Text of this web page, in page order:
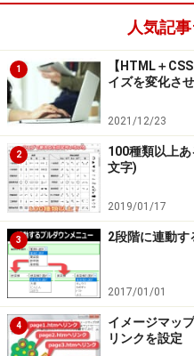
人気記
1
【HTML＋
イズを変化さ
2021/12/23
2
100種類以上
文字)
2019/01/17
3 2段階に連動
2017/01/01
4
イメージマッ
リンクを設定